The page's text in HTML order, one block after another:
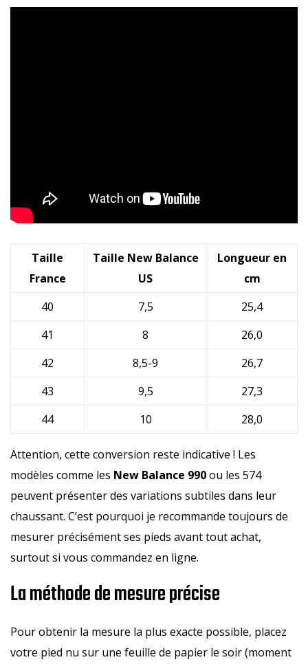
Taille
France
Taille New Balance
US
Longueur en
cm
40
7,5
25,4
41
8
26,0
42
8,5-9
26,7
43
9,5
27,3
44
10 28,0
Attention, cette conversion reste indicative ! Les
modèles comme les New Balance 990ou les 574
peuvent présenter des variations subtiles dans leur
chaussant. C’est pourquoi je recommande toujours de
mesurer précisément ses pieds avant tout achat,
surtout si vous commandez en ligne.
La méthode de mesure précise
Pour obtenir la mesure la plus exacte possible, placez
votre pied nu sur une feuille de papier le soir (moment